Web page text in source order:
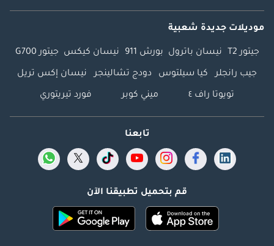
موديلات جديدة شعبية
جيتور T2 نيسان باترول بورش 911 نيسان كيكس جيتور G700
جيب رانجلر كيا سيلتوس دودج تشالينجر نيسان إكس تريل
تويوتا راف ٤ ميني كوبر فورد تيريتوري
تابعنا
قم بتحميل تطبيقنا الآن